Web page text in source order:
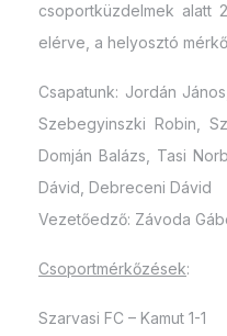
csoportküzdelmek alatt
elérve, a helyosztó
Csapatunk: Jordán
Szebegyinszki Robin,
Domján Balázs, Tasi
Dávid, Debreceni Dávid
Vezetőedző: Závoda
Csoportmérkőzések:
Szarvasi FC – Kamut 1-1